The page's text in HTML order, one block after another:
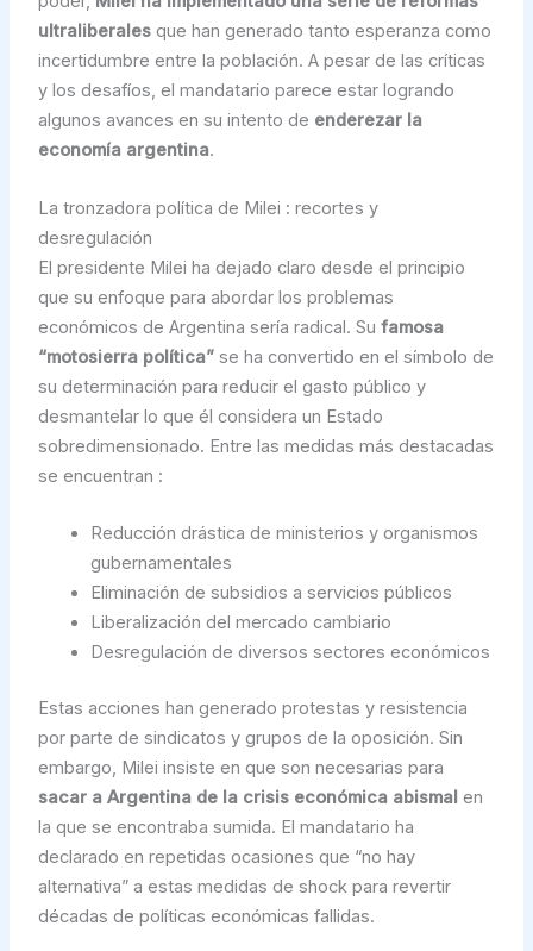
ultraliberalesque han generado tanto esperanza como
incertidumbre entre la población. A pesar de las críticas
y los desafíos, el mandatario parece estar logrando
algunos avances en su intento de enderezar la
economía argentina.
La tronzadora política de Milei : recortes y
desregulación
El presidente Milei ha dejado claro desde el principio
que su enfoque para abordar los problemas
económicos de Argentina sería radical. Su famosa
“motosierra política”se ha convertido en el símbolo de
su determinación para reducir el gasto público y
desmantelar lo que él considera un Estado
sobredimensionado. Entre las medidas más destacadas
se encuentran :
Reducción drástica de ministerios y organismos
gubernamentales
Eliminación de subsidios a servicios públicos
Liberalización del mercado cambiario
Desregulación de diversos sectores económicos
Estas acciones han generado protestas y resistencia
por parte de sindicatos y grupos de la oposición. Sin
embargo, Milei insiste en que son necesarias para
sacar a Argentina de la crisis económica abismal en
la que se encontraba sumida. El mandatario ha
declarado en repetidas ocasiones que “no hay
alternativa” a estas medidas de shock para revertir
décadas de políticas económicas fallidas.